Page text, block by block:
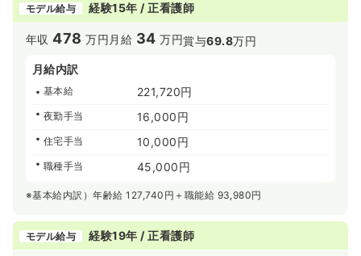
モデル給与 経験15年 / 正看護師
年収478 万円 月給 34 万円賞与69.8万円
月給内訳
基本給 221,720円
夜勤手当 16,000円
住宅手当 10,000円
職種手当 45,000円
※基本給内訳）年齢給 127,740円＋職能給 93,980円
モデル給与 経験19年 / 正看護師